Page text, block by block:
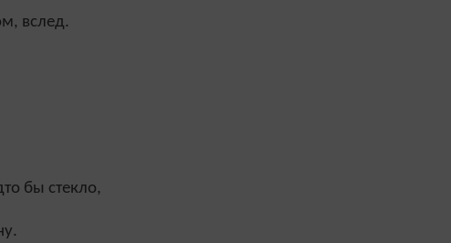
вслед.
бы стекло,